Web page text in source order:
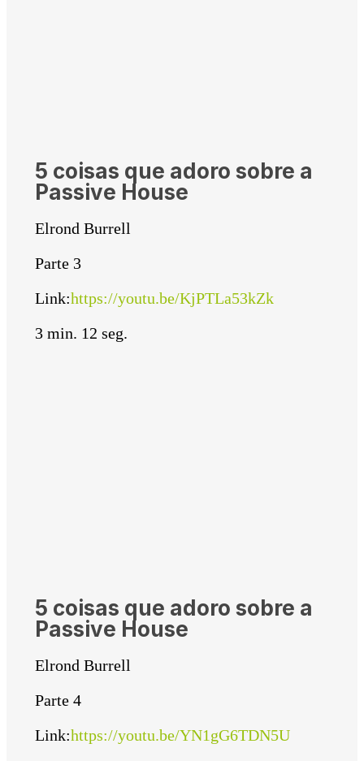
5 coisas que adoro sobre a
Passive House
Elrond Burrell
Parte 3
Link:https://youtu.be/KjPTLa53kZk
3 min. 12 seg.
5 coisas que adoro sobre a
Passive House
Elrond Burrell
Parte 4
Link:https://youtu.be/YN1gG6TDN5U